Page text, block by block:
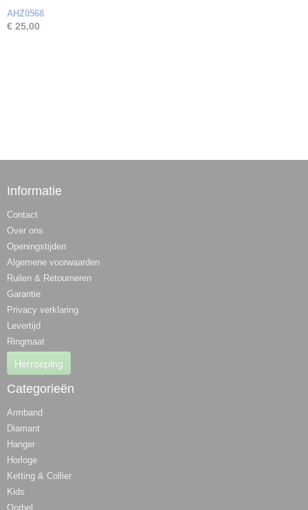
AHZ0568
€ 25,00
Informatie
Contact
Over ons
Openingstijden
Algemene voorwaarden
Ruilen & Retourneren
Garantie
Privacy verklaring
Levertijd
Ringmaat
Herroeping
Categorieën
Armband
Diamant
Hanger
Horloge
Ketting & Collier
Kids
Oorbel